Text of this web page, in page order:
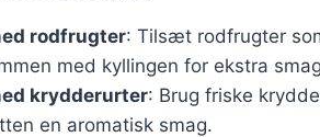
rodfrugter: Tilsæt rodfrugter
med kyllingen for ekstra
krydderurter: Brug friske
en aromatisk smag.